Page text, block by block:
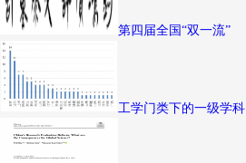
第四届全国“双一流”
工学门类下的一级学科